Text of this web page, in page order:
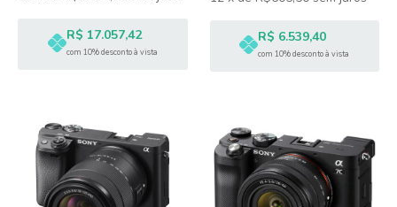
R$ 17.057,42
com 10% desconto à vista
R$ 6.539,40
com 10% desconto à vista